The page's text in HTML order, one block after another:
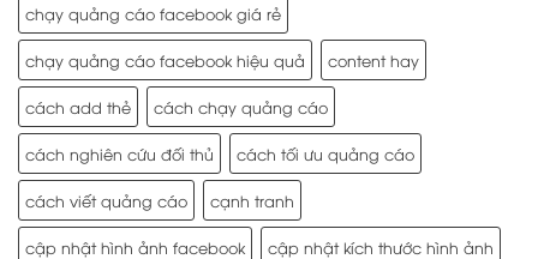
chạy quảng cáo facebook giá rẻ
chạy quảng cáo facebook hiệu quả content hay
cách add thẻ cách chạy quảng cáo
cách nghiên cứu đối thủ cách tối ưu quảng cáo
cách viết quảng cáo cạnh tranh
cập nhật hình ảnh facebook cập nhật kích thước hình ảnh